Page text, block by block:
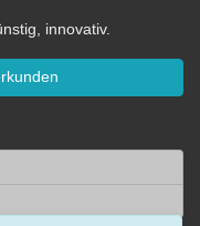
innovativ.